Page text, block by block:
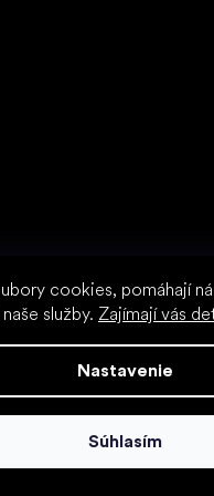
cookies, pomáhají
služby. Zajímají vás
Nastavenie
Súhlasím